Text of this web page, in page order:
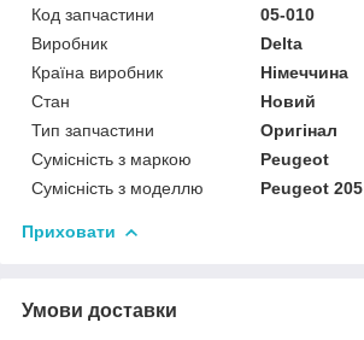
Код запчастини
05-010
Виробник
Delta
Країна виробник
Німеччина
Стан
Новий
Тип запчастини
Оригінал
Сумісність з маркою
Peugeot
Сумісність з моделлю
Peugeot 205
Приховати
Умови доставки